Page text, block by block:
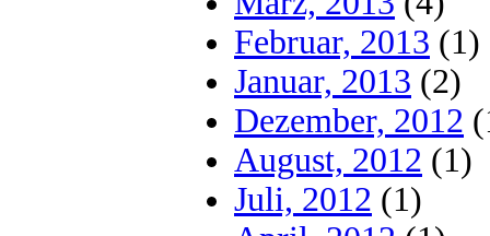
Februar, 2013 (1)
Januar, 2013 (2)
Dezember, 2012
August, 2012 (1)
Juli, 2012 (1)